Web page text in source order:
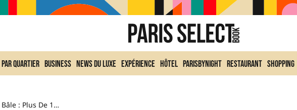
Par quartier Business News du Luxe Expérience Hôtel ParisByNight Restaurant Shopping
Marché De Noël De Bâle : Plus De 150 Chalets Féeriques À 3 H De Paris Chaque Hiver